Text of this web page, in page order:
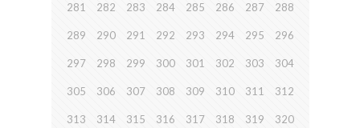
281 282 283 284 285 286 287 288
289 290 291 292 293 294 295 296
297 298 299 300 301 302 303 304
305 306 307 308 309 310 311 312
313 314 315 316 317 318 319 320